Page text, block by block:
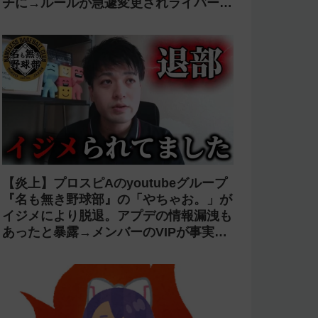
【炎上】プロスピAのyoutubeグループ
『名も無き野球部』の「やちゃお。」が
イジメにより脱退。アプデの情報漏洩も
あったと暴露→メンバーのVIPが事実無